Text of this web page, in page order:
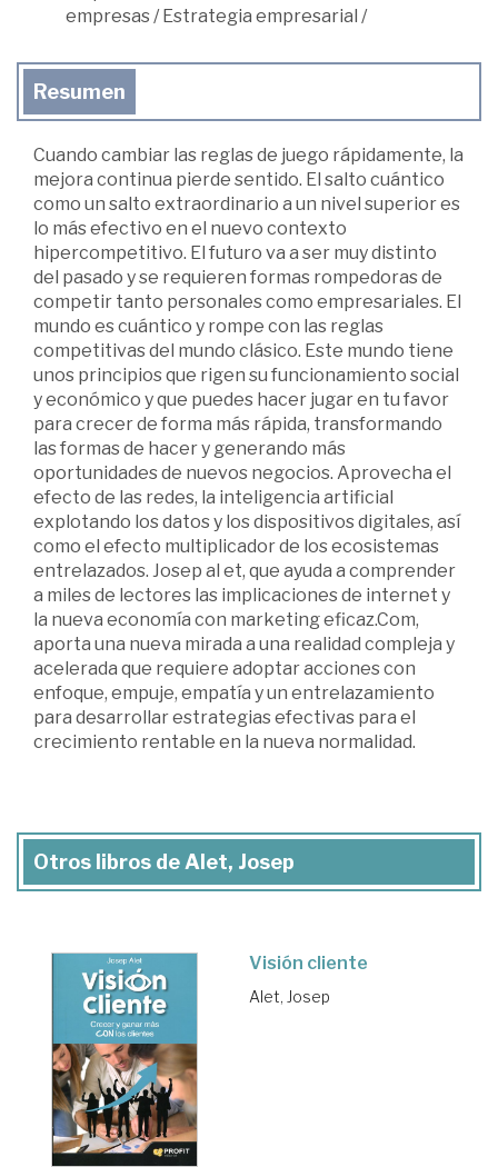
empresas /Estrategia empresarial /
Resumen
Cuando cambiar las reglas de juego rápidamente, la
mejora continua pierde sentido. El salto cuántico
como un salto extraordinario a un nivel superior es
lo más efectivo en el nuevo contexto
hipercompetitivo. El futuro va a ser muy distinto
del pasado y se requieren formas rompedoras de
competir tanto personales como empresariales. El
mundo es cuántico y rompe con las reglas
competitivas del mundo clásico. Este mundo tiene
unos principios que rigen su funcionamiento social
y económico y que puedes hacer jugar en tu favor
para crecer de forma más rápida, transformando
las formas de hacer y generando más
oportunidades de nuevos negocios. Aprovecha el
efecto de las redes, la inteligencia artificial
explotando los datos y los dispositivos digitales, así
como el efecto multiplicador de los ecosistemas
entrelazados. Josep al et, que ayuda a comprender
a miles de lectores las implicaciones de internet y
la nueva economía con marketing eficaz.Com,
aporta una nueva mirada a una realidad compleja y
acelerada que requiere adoptar acciones con
enfoque, empuje, empatía y un entrelazamiento
para desarrollar estrategias efectivas para el
crecimiento rentable en la nueva normalidad.
Otros libros de Alet, Josep
Visión cliente
Alet, Josep